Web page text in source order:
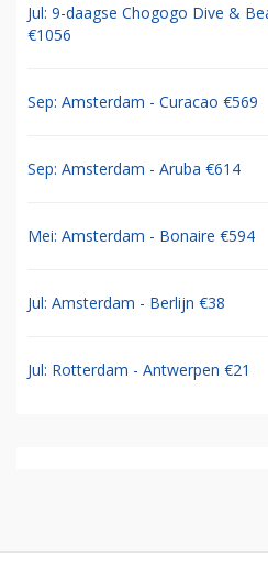
Jul: 9-daagse Chogogo Dive &
€1056
Sep: Amsterdam - Curacao €569
Sep: Amsterdam - Aruba €614
Mei: Amsterdam - Bonaire €594
Jul: Amsterdam - Berlijn €38
Jul: Rotterdam - Antwerpen €21